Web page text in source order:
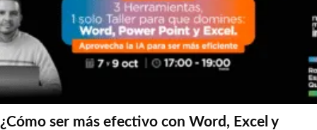
¿Cómo ser más efectivo con Word, Excel y